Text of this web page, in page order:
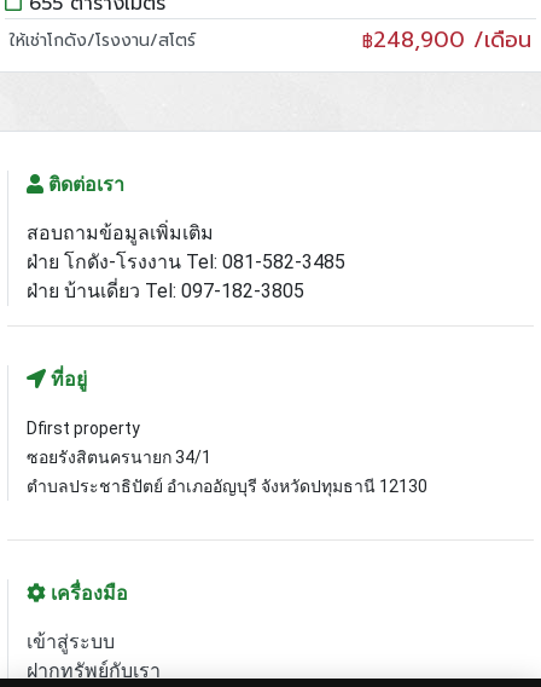
ให้เช่าโกดัง/โรงงาน/สโตร์ ฿248,900 /เดือน
ติดต่อเรา
สอบถามข้อมูลเพิ่มเติม
ฝ่าย โกดัง-โรงงาน Tel: 081-582-3485
ฝ่าย บ้านเดี่ยว Tel: 097-182-3805
ที่อยู่
Dfirst property
ซอยรังสิตนครนายก 34/1
ตำบลประชาธิปัตย์ อำเภออัญบุรี จังหวัดปทุมธานี 12130
เครื่องมือ
เข้าสู่ระบบ
ฝากทรัพย์กับเรา